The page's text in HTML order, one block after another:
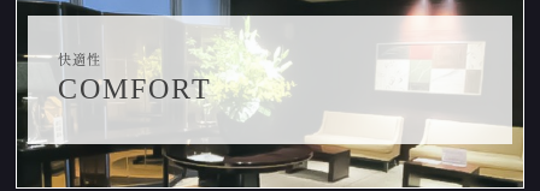
快適性
COMFORT